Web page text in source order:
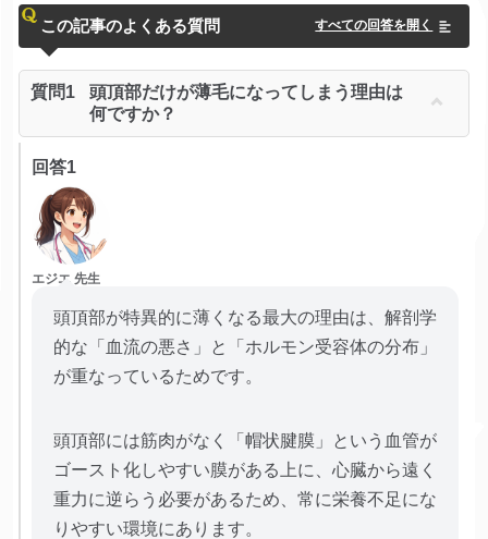
この記事のよくある質問 すべての回答を開く
質問1
頭頂部だけが薄毛になってしまう理由は
何ですか？
回答1
エジエ 先生
頭頂部が特異的に薄くなる最大の理由は、解剖学
的な「血流の悪さ」と「ホルモン受容体の分布」
が重なっているためです。
頭頂部には筋肉がなく「帽状腱膜」という血管が
ゴースト化しやすい膜がある上に、心臓から遠く
重力に逆らう必要があるため、常に栄養不足にな
りやすい環境にあります。